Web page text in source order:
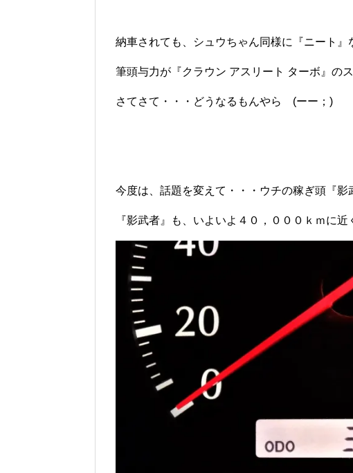
納車されても、シュウちゃん同様に『ニート
筆頭与力が『クラウン アスリート ターボ』の
さてさて・・・どうなるもんやら (ーー；)ゞ
今度は、話題を変えて・・・ウチの稼ぎ頭『影
『影武者』も、いよいよ４０，０００ｋｍに近